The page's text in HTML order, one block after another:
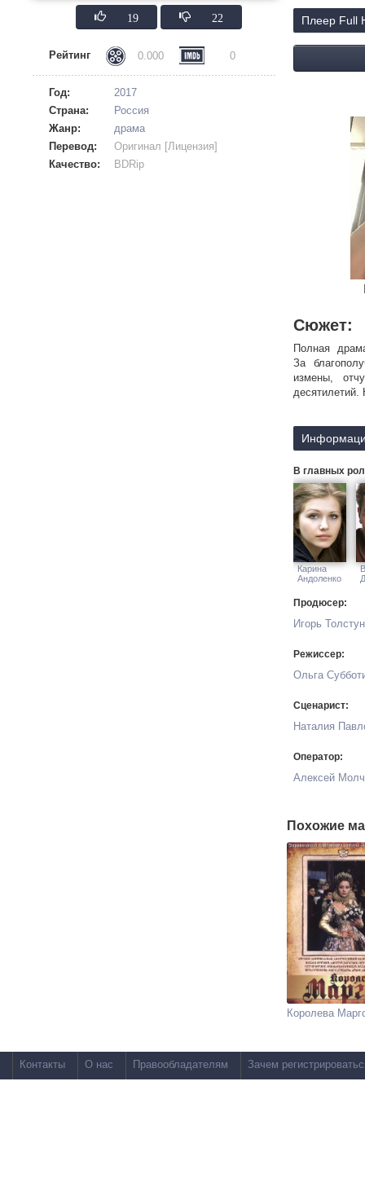
19 22
Рейтинг 0.000 0
Год:
2017
Страна:
Россия
Жанр:
драма
Перевод:
Оригинал [Лицензия]
Качество:
BDRip
Плеер Full
Сюжет:
Полная
За
измены,
десятилетий.
В главных
Карина
Андоленко
Продюсер:
Игорь
Режиссер:
Ольга
Сценарист:
Наталия
Оператор:
Алексей
Похожие
Королева
Контакты О нас Правообладателям Зачем